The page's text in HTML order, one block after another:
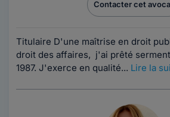
Contacter cet
Titulaire D'une maîtrise en droit
droit des affaires, j'ai prêté
1987. J'exerce en qualité... Lire la